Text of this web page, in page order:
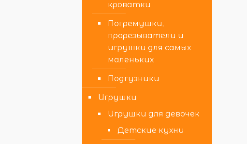
кроватки
Погремушки,
прорезыватели и
игрушки для самых
маленьких
Подгузники
Игрушки
Игрушки для девочек
Детские кухни